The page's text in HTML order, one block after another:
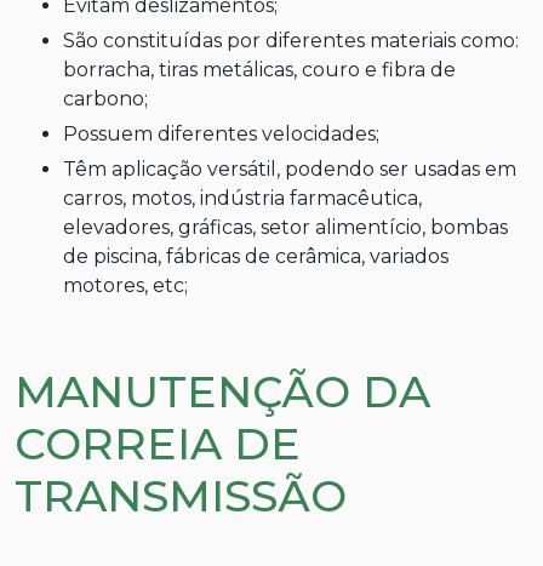
Evitam deslizamentos;
São constituídas por diferentes materiais como:
borracha, tiras metálicas, couro e fibra de
carbono;
Possuem diferentes velocidades;
Têm aplicação versátil, podendo ser usadas em
carros, motos, indústria farmacêutica,
elevadores, gráficas, setor alimentício, bombas
de piscina, fábricas de cerâmica, variados
motores, etc;
MANUTENÇÃO DA
CORREIA DE
TRANSMISSÃO